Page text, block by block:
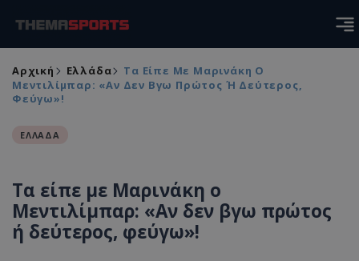
Αρχική Ελλάδα
Τα Είπε Με Μαρινάκη Ο
Μεντιλίμπαρ: «Αν Δεν Βγω Πρώτος Ή Δεύτερος,
Φεύγω»!
ΕΛΛΑΔΑ
Τα είπε με Μαρινάκη ο
Μεντιλίμπαρ: «Αν δεν βγω πρώτος
ή δεύτερος, φεύγω»!